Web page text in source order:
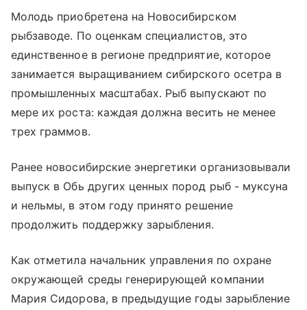
Молодь приобретена на Новосибирском
рыбзаводе. По оценкам специалистов, это
единственное в регионе предприятие, которое
занимается выращиванием сибирского осетра в
промышленных масштабах. Рыб выпускают по
мере их роста: каждая должна весить не менее
трех граммов.
Ранее новосибирские энергетики организовывали
выпуск в Обь других ценных пород рыб - муксуна
и нельмы, в этом году принято решение
продолжить поддержку зарыбления.
Как отметила начальник управления по охране
окружающей среды генерирующей компании
Мария Сидорова, в предыдущие годы зарыбление